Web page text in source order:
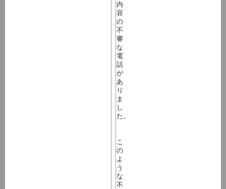
内
容
の
不
審
な
電
話
が
あ
り
ま
し
た。
こ
の
よ
う
な
不